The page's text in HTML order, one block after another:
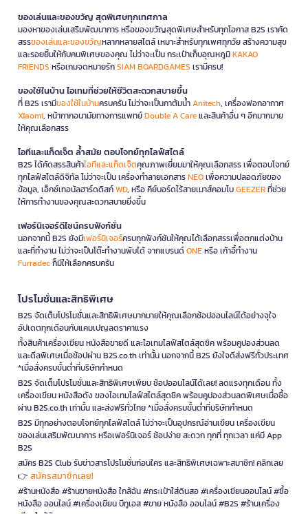
ของเล่นและของขวัญ สุดพิเศษทุกเทศกาล
มองหาของเล่นเสริมพัฒนาการ หรือของขวัญสุดพิเศษสำหรับทุกโอกาส B2S เราคัด
สรรของเล่นและของขวัญหลากหลายสไตล์ เหมาะสำหรับทุกเพศทุกวัย สร้างความสุข
และรอยยิ้มให้กับคนพิเศษของคุณ ไม่ว่าจะเป็น กระเป๋าเก็บอุณหภูมิKAKAO
FRIENDS หรือเกมจดหมายรักSIAM BOARDGAMES เรามีครบ!
ของใช้ในบ้าน ไอเทมที่ช่วยให้ชีวิตสะดวกสบายขึ้น
ที่ B2S เรามีของใช้ในบ้านครบครัน ไม่ว่าจะเป็นกาต้มน้ำAnitech, เครื่องฟอกอากาศ
Xiaomi, หน้ากากอนามัยทางการแพทย์Double A Careและสินค้าอื่น ๆ อีกมากมาย
ให้คุณเลือกสรร
ไอทีและแก็ดเจ็ต ล้ำสมัย ตอบโจทย์ทุกไลฟ์สไตล์
B2S ได้คัดสรรสินค้าไอทีและแก็ดเจ็ตคุณภาพเยี่ยมมาให้คุณเลือกสรร เพื่อตอบโจทย์
ทุกไลฟ์สไตล์ดิจิทัล ไม่ว่าจะเป็น เครื่องทำลายเอกสารNEOเพื่อความปลอดภัยของ
ข้อมูล, เอ็กซ์เทอนัลฮาร์ดดิสก์WD, หรือ คีย์บอร์ดไร้สายเมาส์คอมโบGEEZERที่ช่วย
ให้การทำงานของคุณสะดวกสบายยิ่งขึ้น
เฟอร์นิเจอร์ดีไซน์ครบฟังก์ชั่น
นอกจากนี้ B2S ยังมีเฟอร์นิเจอร์ครบทุกฟังก์ชันให้คุณได้เลือกสรรเพื่อตกแต่งบ้าน
และที่ทำงาน ไม่ว่าจะเป็นโต๊ะทำงานพับได้ จากแบรนด์ONEหรือ เก้าอี้ทำงาน
Furradecก็มีให้เลือกครบครัน
โปรโมชั่นและสิทธิพิเศษ
B2S จัดเต็มโปรโมชั่นและสิทธิพิเศษมากมายให้คุณเลือกช้อปออนไลน์ได้อย่างจุใจ
อัปเดตทุกเดือนกับแคมเปญลดราคาแรง
ทั้งสินค้าเครื่องเขียน หนังสือขายดี และไอเทมไลฟ์สไตล์สุดชิค พร้อมคูปองส่วนลด
และดีลพิเศษเมื่อช้อปผ่าน B2S.co.th เท่านั้น นอกจากนี้ B2S ยังใจดีส่งฟรีทั่วประเทศ
*เมื่อสั่งครบขั้นต่ำที่บริษัทกำหนด
B2S จัดเต็มโปรโมชั่นและสิทธิพิเศษเพียบ ช้อปออนไลน์ได้เลย! ลดแรงทุกเดือน ทั้ง
เครื่องเขียน หนังสือดัง ของไอเทมไลฟ์สไตล์สุดชิค พร้อมคูปองส่วนลดพิเศษเมื่อซื้อ
ผ่าน B2S.co.th เท่านั้น และส่งฟรีทั่วไทย *เมื่อสั่งครบขั้นต่ำที่บริษัทกำหนด
B2S มีทุกอย่างตอบโจทย์ทุกไลฟ์สไตล์ ไม่ว่าจะเป็นอุปกรณ์อ่านเขียน เครื่องเขียน
ของเล่นเสริมพัฒนาการ หรือเฟอร์นิเจอร์ ช้อปง่าย สะดวก ทุกที่ ทุกเวลา แค่มี App
B2S
สมัคร B2S Club รับข่าวสารโปรโมชั่นก่อนใคร และสิทธิพิเศษเฉพาะสมาชิก! คลิกเลย
👉 สมัครสมาชิกเลย!
#ร้านหนังสือ #ร้านขายหนังสือ ใกล้ฉัน #กระเป๋าใส่ดินสอ #เครื่องเขียนออนไลน์ #ซื้อ
หนังสือ ออนไลน์ #เครื่องเขียน บีทูเอส #ขาย หนังสือ ออนไลน์ #B2S #ร้านเครื่อง